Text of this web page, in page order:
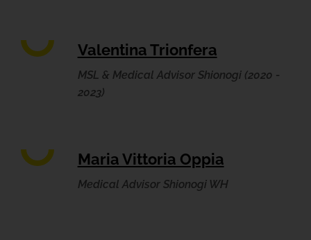
Valentina Trionfera
MSL & Medical Advisor Shionogi (2020 -
2023)
Maria Vittoria Oppia
Medical Advisor Shionogi WH